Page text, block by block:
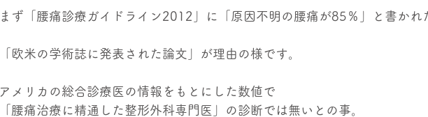
まず「腰痛診療ガイドライン2012」に「原因不明の腰痛が85％」と書かれ
「欧米の学術誌に発表された論文」が理由の様です。
アメリカの総合診療医の情報をもとにした数値で
「腰痛治療に精通した整形外科専門医」の診断では無いとの事。